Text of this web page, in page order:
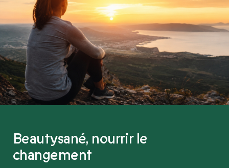
Beautysané, nourrir le
changement